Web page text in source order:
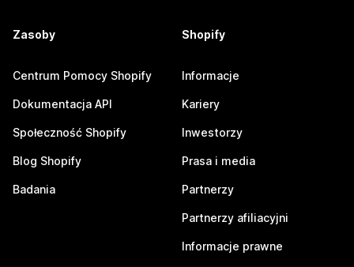
Zasoby
Centrum Pomocy Shopify
Dokumentacja API
Społeczność Shopify
Blog Shopify
Badania
Shopify
Informacje
Kariery
Inwestorzy
Prasa i media
Partnerzy
Partnerzy afiliacyjni
Informacje prawne